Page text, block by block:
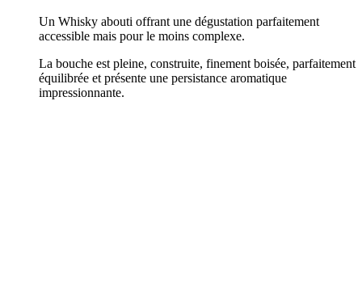
Un Whisky abouti offrant une dégustation parfaitement
accessible mais pour le moins complexe.
La bouche est pleine, construite, finement boisée, parfaitement
équilibrée et présente une persistance aromatique
impressionnante.